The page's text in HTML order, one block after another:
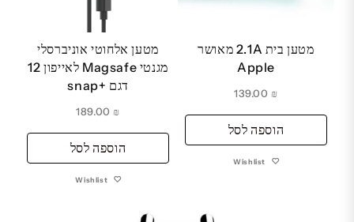
מטען בית 2.1A מאושר
Apple
₪
הוספה לסל
Wishlist
מטען אלחוטי אוניברסלי
מגנטי Magsafe לאייפון 12
דגם +snap
₪
הוספה לסל
Wishlist